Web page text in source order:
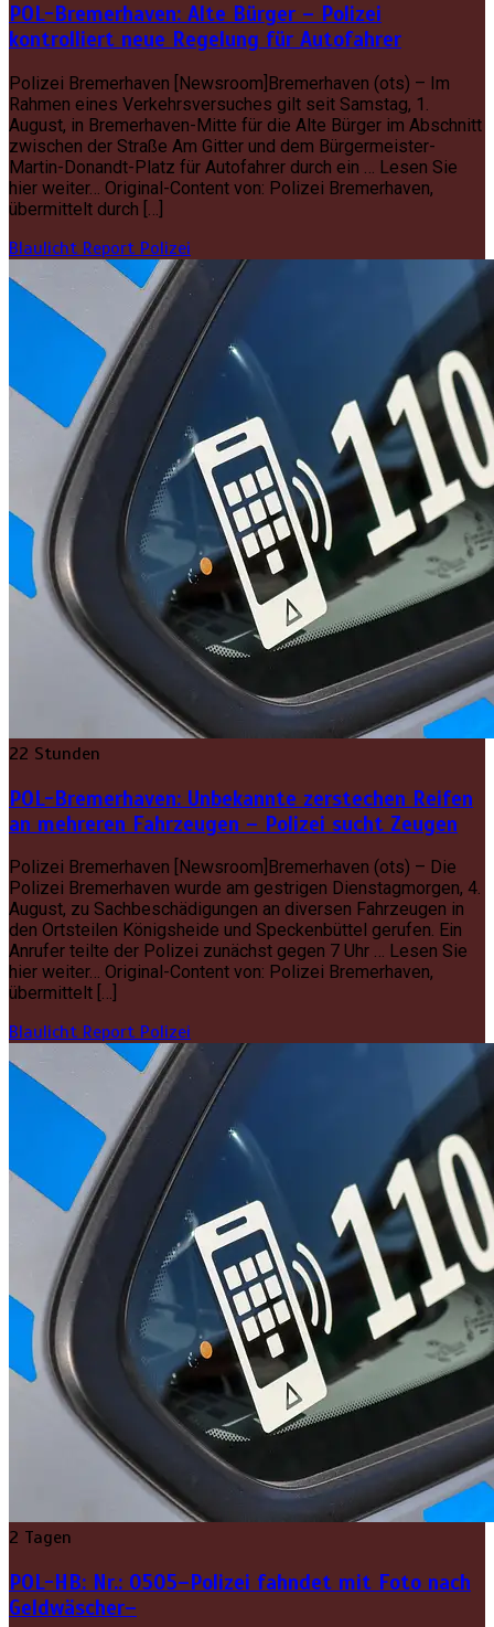
POL-Bremerhaven: Alte Bürger – Polizei
kontrolliert neue Regelung für Autofahrer
Polizei Bremerhaven [Newsroom]Bremerhaven (ots) – Im
Rahmen eines Verkehrsversuches gilt seit Samstag, 1.
August, in Bremerhaven-Mitte für die Alte Bürger im Abschnitt
zwischen der Straße Am Gitter und dem Bürgermeister-
Martin-Donandt-Platz für Autofahrer durch ein … Lesen Sie
hier weiter… Original-Content von: Polizei Bremerhaven,
übermittelt durch […]
Blaulicht Report Polizei
22 Stunden
POL-Bremerhaven: Unbekannte zerstechen Reifen
an mehreren Fahrzeugen – Polizei sucht Zeugen
Polizei Bremerhaven [Newsroom]Bremerhaven (ots) – Die
Polizei Bremerhaven wurde am gestrigen Dienstagmorgen, 4.
August, zu Sachbeschädigungen an diversen Fahrzeugen in
den Ortsteilen Königsheide und Speckenbüttel gerufen. Ein
Anrufer teilte der Polizei zunächst gegen 7 Uhr … Lesen Sie
hier weiter… Original-Content von: Polizei Bremerhaven,
übermittelt […]
Blaulicht Report Polizei
2 Tagen
POL-HB: Nr.: 0505–Polizei fahndet mit Foto nach
Geldwäscher–